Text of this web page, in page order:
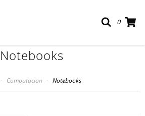
0
Notebooks
- Computacion - Notebooks